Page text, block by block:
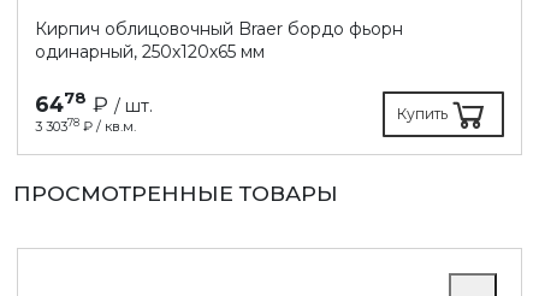
Кирпич облицовочный Braer бордо фьорн
одинарный, 250х120х65 мм
6478 ₽ / шт.
3 30378 ₽ / кв.м.
Купить
ПРОСМОТРЕННЫЕ ТОВАРЫ